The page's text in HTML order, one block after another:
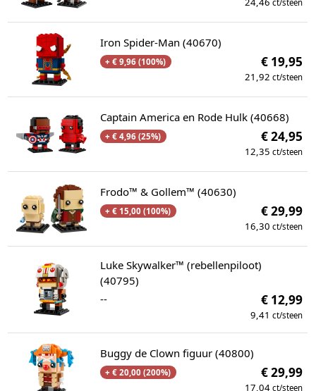
ct/steen
Iron Spider-Man (40670)
+ € 9,96 (100%) € 19,95
21,92 ct/steen
Captain America en Rode Hulk (40668)
+ € 4,96 (25%) € 24,95
12,35 ct/steen
Frodo™ & Gollem™ (40630)
+ € 15,00 (100%) € 29,99
16,30 ct/steen
Luke Skywalker™ (rebellenpiloot)
(40795)
--
€ 12,99
9,41 ct/steen
Buggy de Clown figuur (40800)
+ € 20,00 (200%) € 29,99
17,04 ct/steen